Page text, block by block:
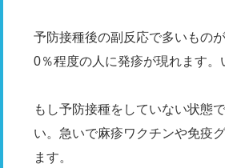
予防接種後の副反応で多いもの
0％程度の人に発疹が現れます
もし予防接種をしていない状態
い。急いで麻疹ワクチンや免疫
ます。